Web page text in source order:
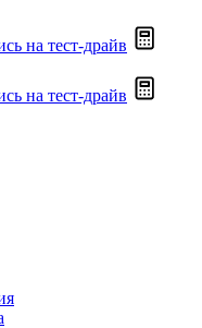
на тест-драйв
на тест-драйв